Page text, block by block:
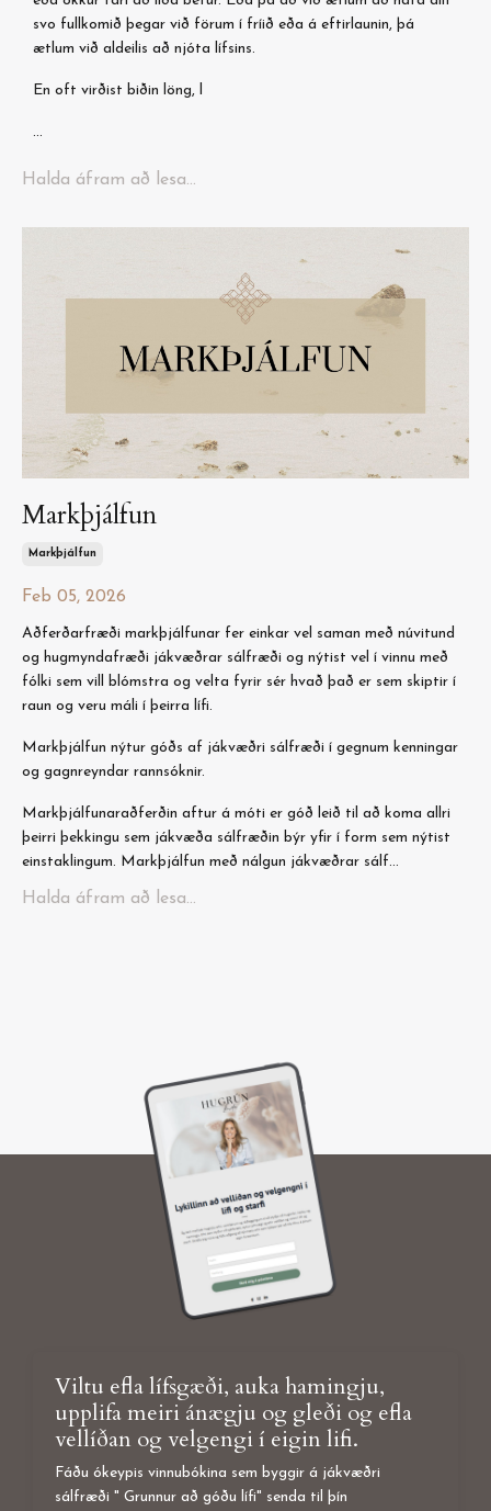
svo fullkomið þegar við förum í fríið eða á eftirlaunin, þá
ætlum við aldeilis að njóta lífsins.
En oft virðist biðin löng, l
...
Halda áfram að lesa...
Markþjálfun
Markþjálfun
Feb 05, 2026
Aðferðarfræði markþjálfunar fer einkar vel saman með núvitund
og hugmyndafræði jákvæðrar sálfræði og nýtist vel í vinnu með
fólki sem vill blómstra og velta fyrir sér hvað það er sem skiptir í
raun og veru máli í þeirra lífi.
Markþjálfun nýtur góðs af jákvæðri sálfræði í gegnum kenningar
og gagnreyndar rannsóknir.
Markþjálfunaraðferðin aftur á móti er góð leið til að koma allri
þeirri þekkingu sem jákvæða sálfræðin býr yfir í form sem nýtist
einstaklingum. Markþjálfun með nálgun jákvæðrar sálf...
Halda áfram að lesa...
Viltu efla lífsgæði, auka hamingju,
upplifa meiri ánægju og gleði og efla
vellíðan og velgengi í eigin lifi.
Fáðu ókeypis vinnubókina sem byggir á jákvæðri
sálfræði " Grunnur að góðu lífi" senda til þín